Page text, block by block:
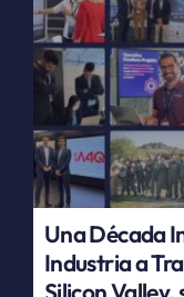
Una Década
Industria a